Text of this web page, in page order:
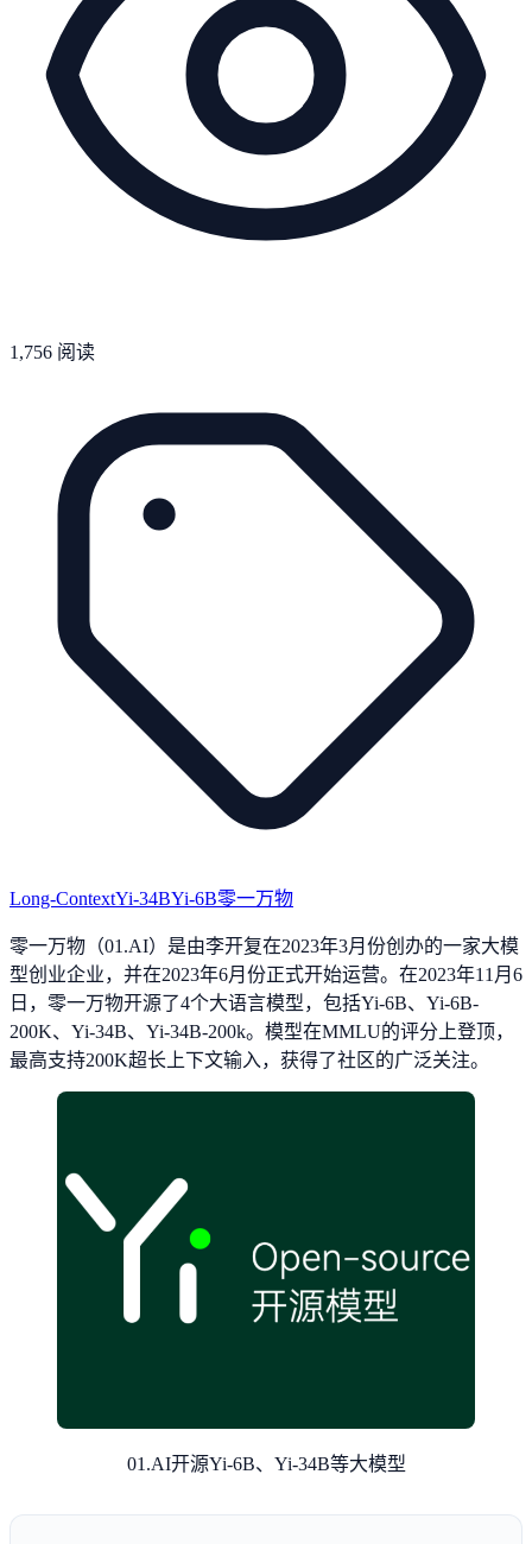
1,756 阅读
Long-ContextYi-34BYi-6B零一万物
零一万物（01.AI）是由李开复在2023年3月份创办的一家大模
型创业企业，并在2023年6月份正式开始运营。在2023年11月6
日，零一万物开源了4个大语言模型，包括Yi-6B、Yi-6B-
200K、Yi-34B、Yi-34B-200k。模型在MMLU的评分上登顶，
最高支持200K超长上下文输入，获得了社区的广泛关注。
01.AI开源Yi-6B、Yi-34B等大模型